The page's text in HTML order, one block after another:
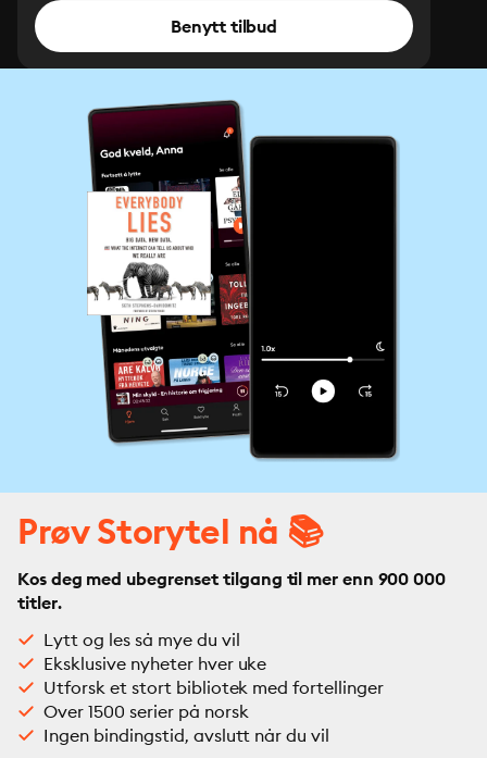
Benytt tilbud
Prøv Storytel nå 📚
Kos deg med ubegrenset tilgang til mer enn 900 000
titler.
Lytt og les så mye du vil
Eksklusive nyheter hver uke
Utforsk et stort bibliotek med fortellinger
Over 1500 serier på norsk
Ingen bindingstid, avslutt når du vil